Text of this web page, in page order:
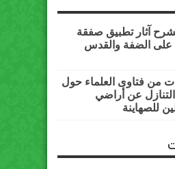
آثار تطبيق صفقة
على الضفة والقدس
من فتاوى العلماء حول
التنازل عن أراضي
للصهاينة